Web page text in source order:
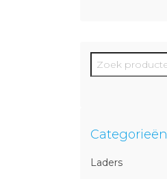
Categorieën
Laders